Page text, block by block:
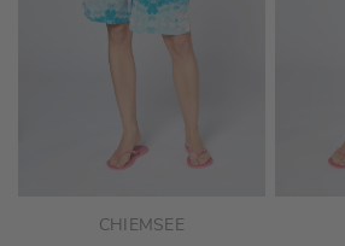
CHIEMSEE